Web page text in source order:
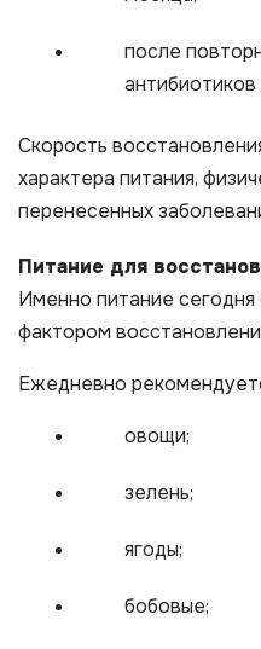
после
Скорость
характера питания,
перенесенных
Питание для
Именно питание сегодня
фактором
Ежедневно
овощи;
зелень;
ягоды;
бобовые;